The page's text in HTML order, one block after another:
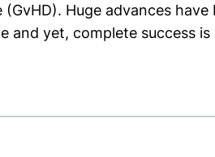
(GvHD). Huge advances
and yet, complete success